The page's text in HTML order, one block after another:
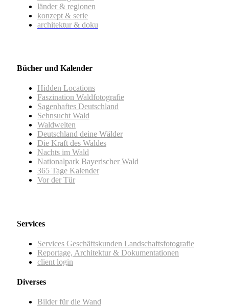
länder & regionen
konzept & serie
architektur & doku
Bücher und Kalender
Hidden Locations
Faszination Waldfotografie
Sagenhaftes Deutschland
Sehnsucht Wald
Waldwelten
Deutschland deine Wälder
Die Kraft des Waldes
Nachts im Wald
Nationalpark Bayerischer Wald
365 Tage Kalender
Vor der Tür
Services
Services Geschäftskunden Landschaftsfotografie
Reportage, Architektur & Dokumentationen
client login
Diverses
Bilder für die Wand